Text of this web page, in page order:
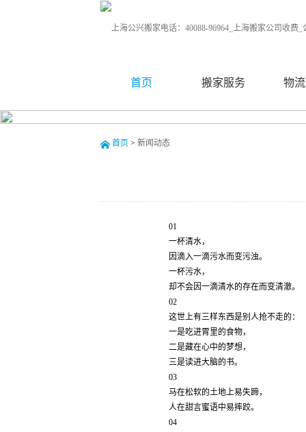
首页 搬家服务 物
首页 > 新闻动态
01
一杯清水，
因滴入一滴污水而变污浊。
一杯污水，
却不会因一滴清水的存在而变清澈。
02
这世上有三样东西是别人抢不走的：
一是吃进胃里的食物，
二是藏在心中的梦想，
三是读进大脑的书。
03
马在松软的土地上易失蹄，
人在甜言蜜语中易摔跤。
04